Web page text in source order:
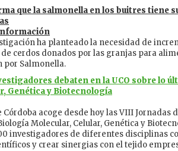
que la salmonella en los buitres tiene
ha planteado la necesidad de
de cerdos donados por las granjas para
por Salmonella.
debaten en la UCO sobre lo
Genética y Biotecnología
acoge desde hoy las VIII Jornadas
Molecular, Celular, Genética y
investigadores de diferentes disciplinas
y crear sinergias con el tejido